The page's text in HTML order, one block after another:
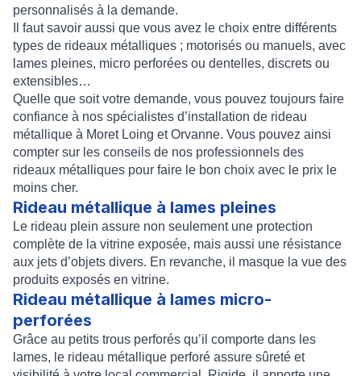
personnalisés à la demande.
Il faut savoir aussi que vous avez le choix entre différents
types de rideaux métalliques ; motorisés ou manuels, avec
lames pleines, micro perforées ou dentelles, discrets ou
extensibles…
Quelle que soit votre demande, vous pouvez toujours faire
confiance à nos spécialistes d’installation de rideau
métallique à Moret Loing et Orvanne. Vous pouvez ainsi
compter sur les conseils de nos professionnels des
rideaux métalliques pour faire le bon choix avec le prix le
moins cher.
Rideau métallique à lames pleines
Le rideau plein assure non seulement une protection
complète de la vitrine exposée, mais aussi une résistance
aux jets d’objets divers. En revanche, il masque la vue des
produits exposés en vitrine.
Rideau métallique à lames micro-
perforées
Grâce au petits trous perforés qu’il comporte dans les
lames, le rideau métallique perforé assure sûreté et